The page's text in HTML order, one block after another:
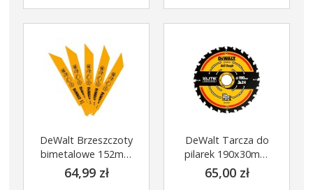
DeWalt Brzeszczoty
bimetalowe 152mm
zestaw x5 szt.
uniwersalne DT2348
64,99 zł
DeWalt Tarcza do
pilarek 190x30mm
24z DT10304
65,00 zł